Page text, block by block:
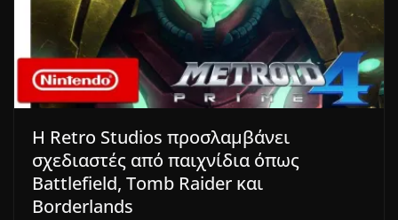
Η Retro Studios προσλαμβάνει
σχεδιαστές από παιχνίδια όπως
Battlefield, Tomb Raider και
Borderlands